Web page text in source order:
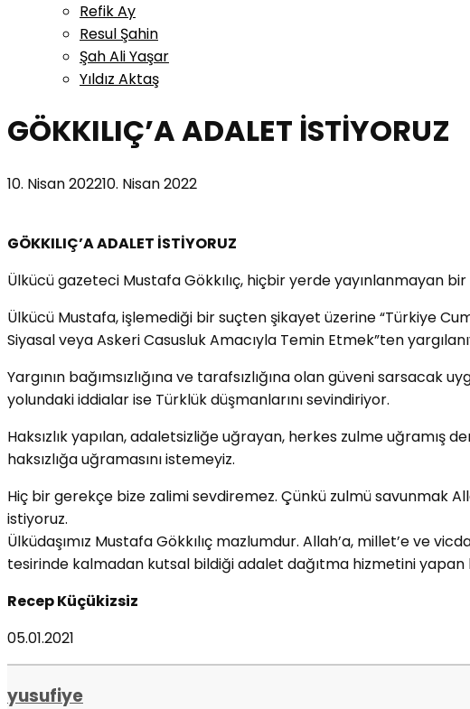
Refik Ay
Resul Şahin
Şah Ali Yaşar
Yıldız Aktaş
GÖKKILIÇ’A ADALET İSTİYORUZ
10. Nisan 202210. Nisan 2022
GÖKKILIÇ’A ADALET İSTİYORUZ
Ülkücü gazeteci Mustafa Gökkılıç, hiçbir yerde yayınlanmayan
Ülkücü Mustafa, işlemediği bir suçten şikayet üzerine “Türkiye
Siyasal veya Askeri Casusluk Amacıyla Temin Etmek”ten
Yargının bağımsızlığına ve tarafsızlığına olan güveni
yolundaki iddialar ise Türklük düşmanlarını sevindiriyor.
Haksızlık yapılan, adaletsizliğe uğrayan, herkes zulme
haksızlığa uğramasını istemeyiz.
Hiç bir gerekçe bize zalimi sevdiremez. Çünkü zulmü savunmak
istiyoruz.
Ülküdaşımız Mustafa Gökkılıç mazlumdur. Allah’a, millet’e ve
tesirinde kalmadan kutsal bildiği adalet dağıtma hizmetini yapan
Recep Küçükizsiz
05.01.2021
yusufiye